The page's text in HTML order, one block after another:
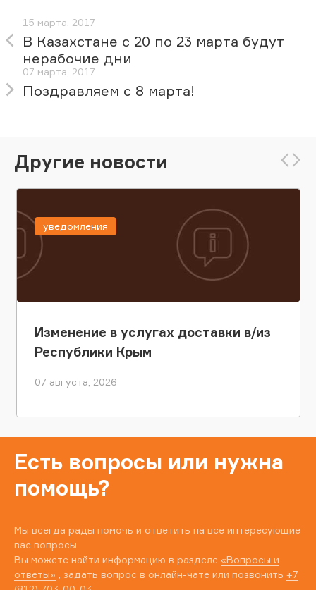
15 марта, 2017
В Казахстане с 20 по 23 марта будут
нерабочие дни
07 марта, 2017
Поздравляем с 8 марта!
Другие новости
Изменение в услугах доставки в/из
Республики Крым
07 августа, 2026
уведомления
Есть вопросы или нужна
помощь?
Мы всегда рады помочь и ответить на все интересующие
вас вопросы.
Вы можете найти информацию в разделе «Вопросы и
ответы» , задать вопрос в онлайн-чате или позвонить +7